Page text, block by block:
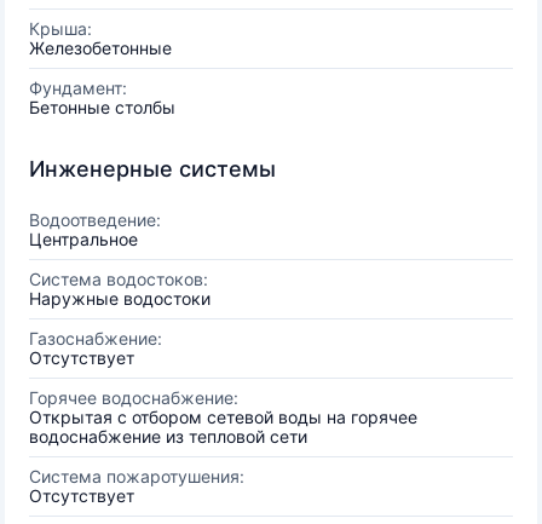
Крыша:
Железобетонные
Фундамент:
Бетонные столбы
Инженерные системы
Водоотведение:
Центральное
Система водостоков:
Наружные водостоки
Газоснабжение:
Отсутствует
Горячее водоснабжение:
Открытая с отбором сетевой воды на горячее
водоснабжение из тепловой сети
Система пожаротушения:
Отсутствует